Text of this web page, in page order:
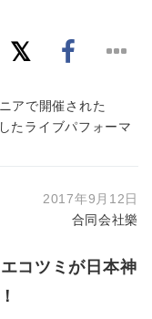
アで開催された
たライブパフォーマ
2017年9月12日
合同会社樂
コツミが日本神